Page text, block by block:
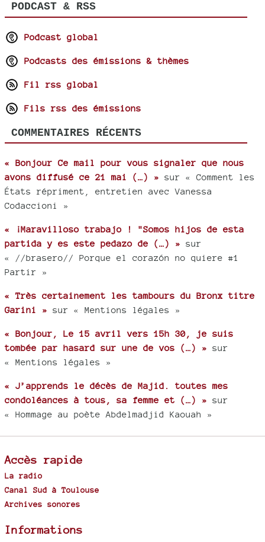
PODCAST & RSS
Podcast global
Podcasts des émissions & thèmes
Fil rss global
Fils rss des émissions
COMMENTAIRES RÉCENTS
« Bonjour Ce mail pour vous signaler que nous
avons diffusé ce 21 mai (…) » sur « Comment les
États répriment, entretien avec Vanessa
Codaccioni »
« ¡Maravilloso trabajo ! "Somos hijos de esta
partida y es este pedazo de (…) » sur
« //brasero// Porque el corazón no quiere #1
Partir »
« Très certainement les tambours du Bronx titre
Garini » sur « Mentions légales »
« Bonjour, Le 15 avril vers 15h 30, je suis
tombée par hasard sur une de vos (…) » sur
« Mentions légales »
« J’apprends le décès de Majid. toutes mes
condoléances à tous, sa femme et (…) » sur
« Hommage au poète Abdelmadjid Kaouah »
Accès rapide
La radio
Canal Sud à Toulouse
Archives sonores
Informations